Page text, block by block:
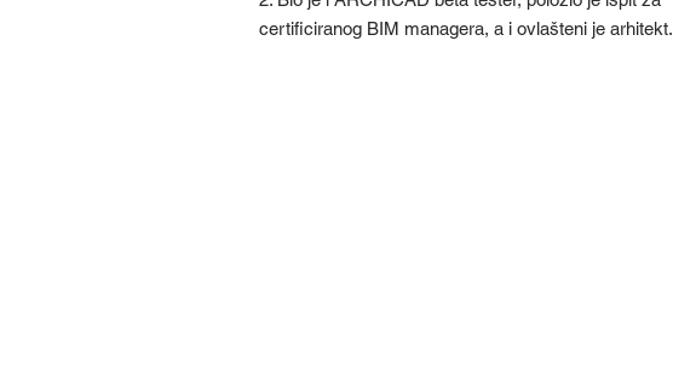
certificiranog BIM managera, a i ovlašteni je arhitekt.